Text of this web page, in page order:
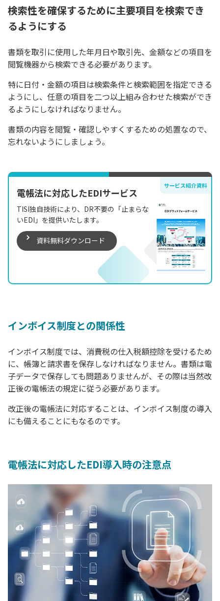
検索性を確保するために主要項目を検索でき
るようにする
書類を取引に使用した年月日や取引先、金額などの項目を
閲覧機器から検索できる必要があります。
特に日付・金額の項目は検索条件と検索範囲を指定できる
ようにし、任意の項目を二つ以上組み合わせた検索ができ
るようにしなければなりません。
書類の内容を閲覧・確認しやすくするための処置なので、
忘れないようにしましょう。
サービス紹介資料
電帳法に対応したEDIサービス
TISI独自技術により、DR不要の「止まらな
いEDI」を提供いたします。
資料無料ダウンロード
インボイス制度との関係性
インボイス制度では、消費税の仕入税額控除を受けるため
に、帳簿と請求書を保存しなければなりません。書類は電
子データで保存しても問題ありませんが、その際は当然改
正後の電帳法の規定に従う必要があります。
改正後の電帳法に対応することは、インボイス制度の導入
にも備えることにもなるのです。
電帳法に対応したEDI導入時の注意点